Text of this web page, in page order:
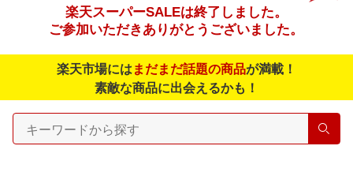
楽天スーパーSALEは終了しました。
ご参加いただきありがとうございました。
楽天市場にはまだまだ話題の商品が満載！
素敵な商品に出会えるかも！
検索